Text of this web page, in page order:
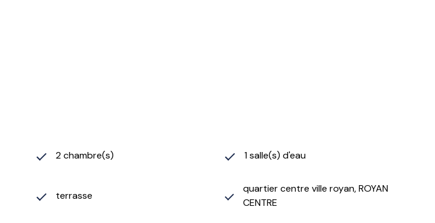
2 chambre(s) 1 salle(s) d'eau
terrasse
quartier centre ville royan, ROYAN
CENTRE